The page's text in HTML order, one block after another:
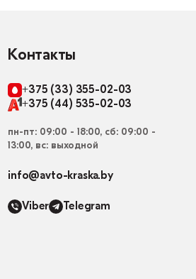
Контакты
+375 (33) 355-02-03
+375 (44) 535-02-03
пн-пт: 09:00 - 18:00, сб: 09:00 -
13:00, вс: выходной
info@avto-kraska.by
Viber Telegram